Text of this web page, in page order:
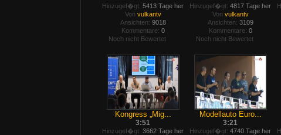
Hinzugef�gt: 5413 Tage her
Von vulkantv
Ansichten: 9018
Kommentare: 0
Noch nicht Bewertet
Hinzugef�gt: 4817 Tage her
Von vulkantv
Ansichten: 3109
Kommentare: 0
Noch nicht Bewertet
Kongress „Mig...
3:51
Hinzugef�gt: 3662 Tage her
Modellauto Euro...
3:21
Hinzugef�gt: 4740 Tage her